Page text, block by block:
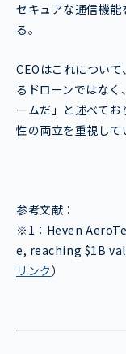
セキュアな通信機
る。
CEOはこれについ
るドローンではな
ームだ」と述べて
性の両立を重視して
参考文献：
※1： Heven
e, reaching $1B
リンク）